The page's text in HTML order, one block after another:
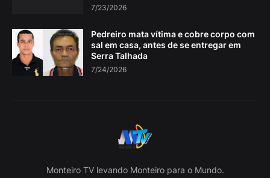
7/23/2026
Pedreiro mata vítima e cobre corpo com
sal em casa, antes de se entregar em
Serra Talhada
7/24/2026
Monteiro TV levando Monteiro para o Mundo.